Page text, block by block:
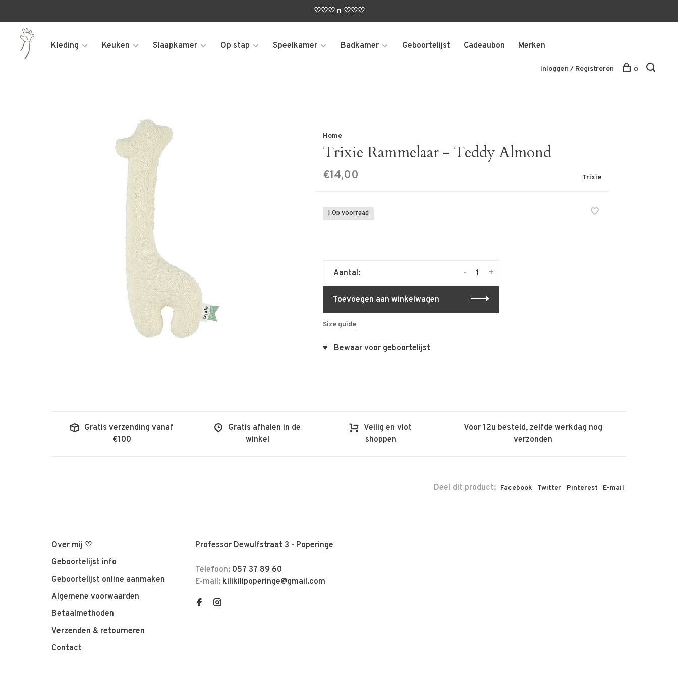
♡♡♡ n ♡♡♡
Kleding Keuken Slaapkamer Op stap Speelkamer Badkamer Geboortelijst Cadeaubon Merken
Inloggen / Registreren 0
Home
Trixie Rammelaar - Teddy Almond
€14,00 Trixie
1 Op voorraad
Aantal: +
-
Toevoegen aan winkelwagen
Size guide
♥ Bewaar voor geboortelijst
Gratis verzending vanaf
€100
Gratis afhalen in de
winkel
Veilig en vlot
shoppen
Voor 12u besteld, zelfde werkdag nog
verzonden
Deel dit product: Facebook Twitter Pinterest E-mail
Over mij ♡
Geboortelijst info
Geboortelijst online aanmaken
Algemene voorwaarden
Betaalmethoden
Verzenden & retourneren
Contact
Professor Dewulfstraat 3 - Poperinge
Telefoon: 057 37 89 60
E-mail: kilikilipoperinge@gmail.com